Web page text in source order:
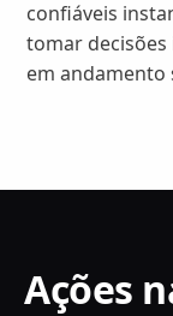
confiáveis
tomar
em andamento
Ações